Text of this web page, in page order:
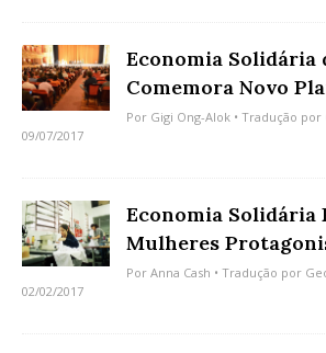
Economia Solidária
Comemora Novo
Por Gigi Ong-Alok • Tradução por
09/07/2017
Economia Solidária
Mulheres
Por Anna Cash • Tradução por
02/02/2017